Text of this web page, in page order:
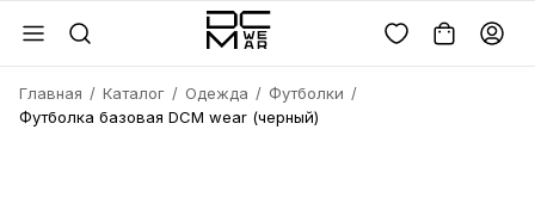
Главная Каталог Одежда
Футболки
Футболка базовая DCM wear (черный)